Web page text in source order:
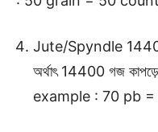
Jute/Spyndle
অর্থাৎ 14400 গজ
example : 70 pb